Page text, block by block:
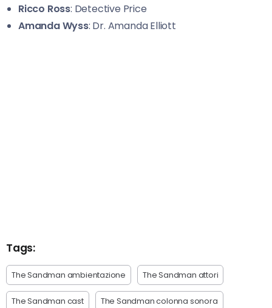
Ricco Ross: Detective Price
Amanda Wyss: Dr. Amanda Elliott
Tags:
The Sandman ambientazione The Sandman attori
The Sandman cast The Sandman colonna sonora